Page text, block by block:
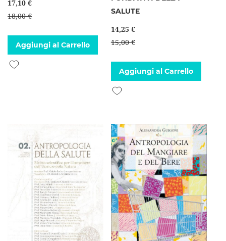
17,10 €
18,00 €
Aggiungi al Carrello
Aggiungi alla lista desideri
SALUTE
14,25 €
15,00 €
Aggiungi al Carrello
Aggiungi alla lista desideri